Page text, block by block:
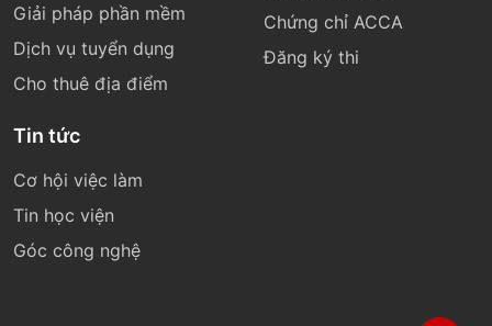
Giải pháp phần mềm
Dịch vụ tuyển dụng
Cho thuê địa điểm
Chứng chỉ ACCA
Đăng ký thi
Tin tức
Cơ hội việc làm
Tin học viện
Góc công nghệ